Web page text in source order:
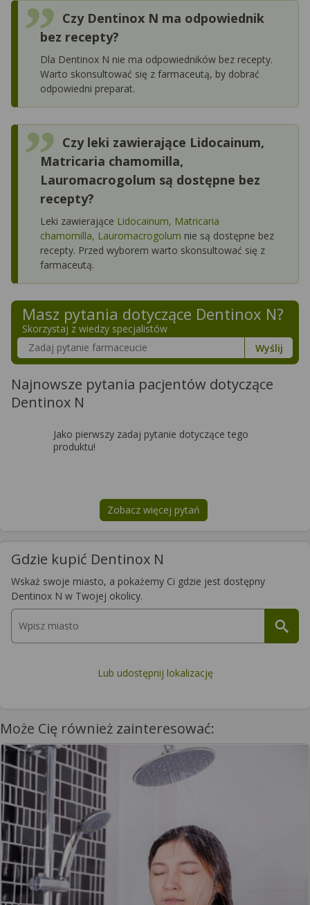
Czy Dentinox N ma odpowiednik
bez recepty?
Dla Dentinox N nie ma odpowiedników bez recepty.
Warto skonsultować się z farmaceutą, by dobrać
odpowiedni preparat.
Czy leki zawierające Lidocainum,
Matricaria chamomilla,
Lauromacrogolum są dostępne bez
recepty?
Leki zawierające Lidocainum, Matricaria
chamomilla, Lauromacrogolum nie są dostępne bez
recepty. Przed wyborem warto skonsultować się z
farmaceutą.
Masz pytania dotyczące Dentinox N?
Skorzystaj z wiedzy specjalistów
Szukaj w poradnikach o zdrowiu
Wyślij
Najnowsze pytania pacjentów dotyczące
Dentinox N
Jako pierwszy zadaj pytanie dotyczące tego
produktu!
Zobacz więcej pytań
na tematDentinox N
Gdzie kupić Dentinox N
Wskaż swoje miasto, a pokażemy Ci gdzie jest dostępny
Dentinox N w Twojej okolicy.
Lub udostępnij lokalizację
Może Cię również zainteresować: